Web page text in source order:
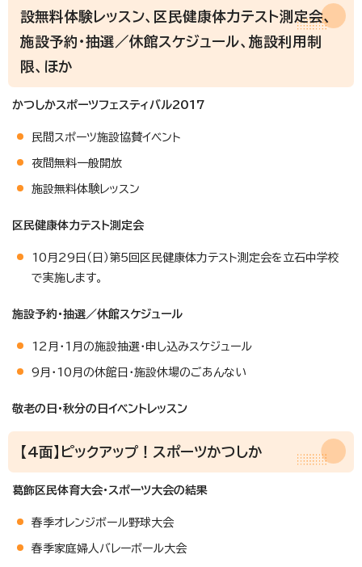
設無料体験レッスン、区民健康体力テスト測定会、
施設予約・抽選／休館スケジュール、施設利用制
限、ほか
かつしかスポーツフェスティバル2017
民間スポーツ施設協賛イベント
夜間無料一般開放
施設無料体験レッスン
区民健康体力テスト測定会
10月29日（日）第5回区民健康体力テスト測定会を立石中学校
で実施します。
施設予約・抽選／休館スケジュール
12月・1月の施設抽選・申し込みスケジュール
9月・10月の休館日・施設休場のごあんない
敬老の日・秋分の日イベントレッスン
【4面】ピックアップ！スポーツかつしか
葛飾区民体育大会・スポーツ大会の結果
春季オレンジボール野球大会
春季家庭婦人バレーボール大会